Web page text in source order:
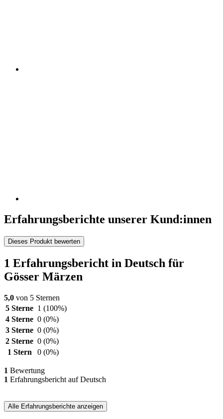
Erfahrungsberichte unserer Kund:innen
Dieses Produkt bewerten
1 Erfahrungsbericht in Deutsch für
Gösser Märzen
5,0 von 5 Sternen
5 Sterne 1 (100%)
4 Sterne 0 (0%)
3 Sterne 0 (0%)
2 Sterne 0 (0%)
1 Stern
0 (0%)
1 Bewertung
1 Erfahrungsbericht auf Deutsch
Alle Erfahrungsberichte anzeigen